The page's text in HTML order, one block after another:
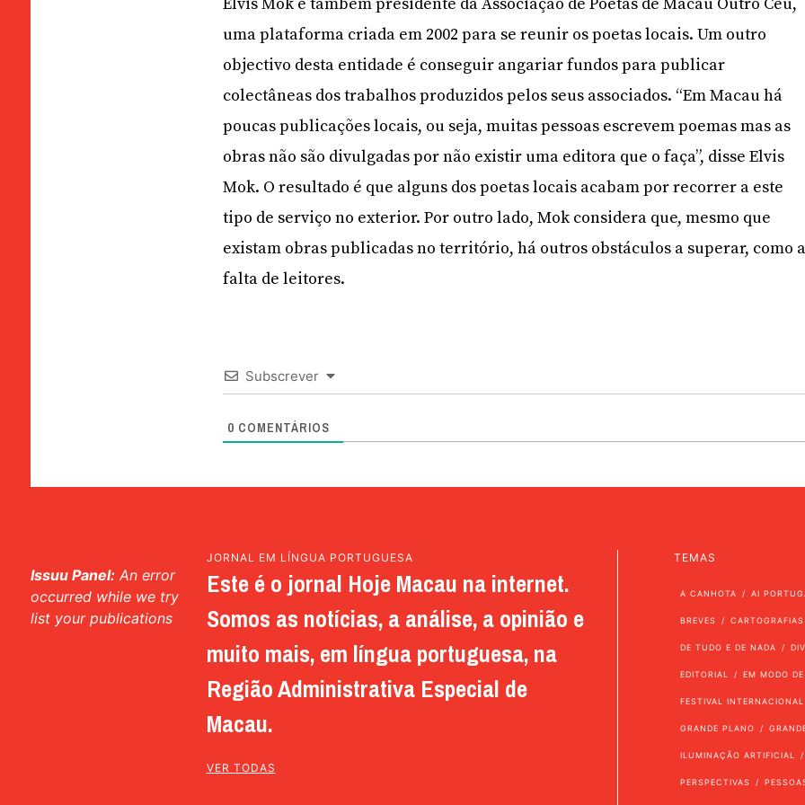
uma plataforma criada em 2002 para se reunir os poetas locais. Um outro
objectivo desta entidade é conseguir angariar fundos para publicar
colectâneas dos trabalhos produzidos pelos seus associados. “Em Macau há
poucas publicações locais, ou seja, muitas pessoas escrevem poemas mas as
obras não são divulgadas por não existir uma editora que o faça”, disse Elvis
Mok. O resultado é que alguns dos poetas locais acabam por recorrer a este
tipo de serviço no exterior. Por outro lado, Mok considera que, mesmo que
existam obras publicadas no território, há outros obstáculos a superar, como
falta de leitores.
Subscrever
0 COMENTÁRIOS
Issuu Panel: An error
occurred while we try
list your publications
JORNAL EM LÍNGUA PORTUGUESA
Este é o jornal Hoje Macau na internet.
Somos as notícias, a análise, a opinião e
muito mais, em língua portuguesa, na
Região Administrativa Especial de
Macau.
VER TODAS
TEMAS
A CANHOTA AI
BREVES CARTOGRAFIAS
DE TUDO E DE NADA
EDITORIAL EM MODO
FESTIVAL
GRANDE PLANO
ILUMINAÇÃO ARTIFICIAL
PERSPECTIVAS